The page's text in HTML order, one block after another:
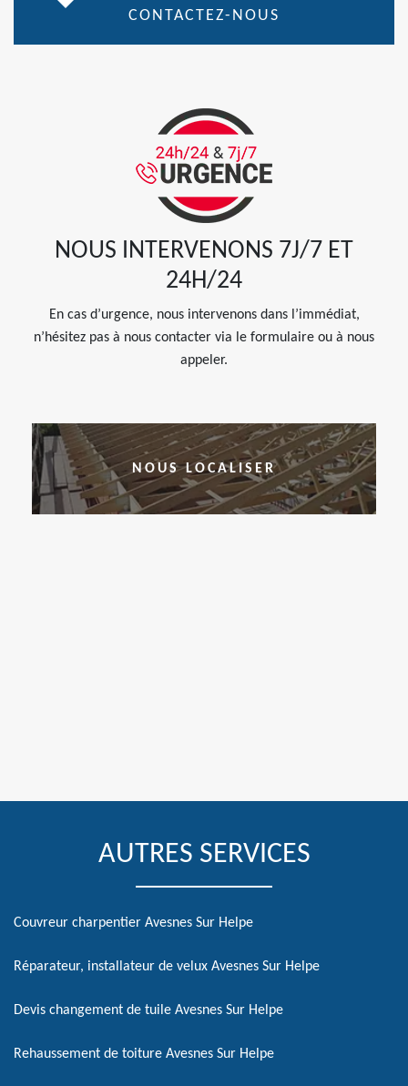
CONTACTEZ-NOUS
NOUS INTERVENONS 7J/7 ET
24H/24
En cas d’urgence, nous intervenons dans l’immédiat,
n’hésitez pas à nous contacter via le formulaire ou à nous
appeler.
NOUS LOCALISER
AUTRES SERVICES
Couvreur charpentier Avesnes Sur Helpe
Réparateur, installateur de velux Avesnes Sur Helpe
Devis changement de tuile Avesnes Sur Helpe
Rehaussement de toiture Avesnes Sur Helpe